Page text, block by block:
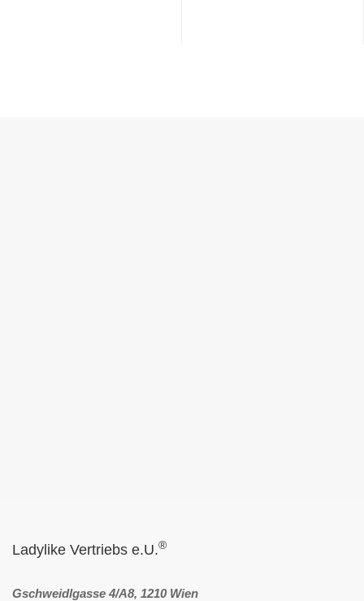
Ladylike Vertriebs e.U.®
Gschweidlgasse 4/A8, 1210 Wien